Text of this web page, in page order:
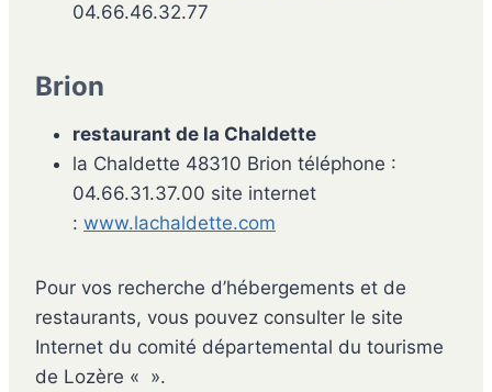
04.66.46.32.77
Brion
restaurant de la Chaldette
la Chaldette 48310 Brion téléphone :
04.66.31.37.00 site internet
: www.lachaldette.com
Pour vos recherche d’hébergements et de
restaurants, vous pouvez consulter le site
Internet du comité départemental du tourisme
de Lozère « ».